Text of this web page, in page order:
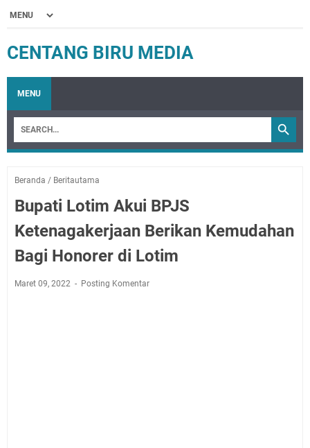
CENTANG BIRU MEDIA
MENU
Beranda / Beritautama
Bupati Lotim Akui BPJS
Ketenagakerjaan Berikan Kemudahan
Bagi Honorer di Lotim
Maret 09, 2022 Posting Komentar